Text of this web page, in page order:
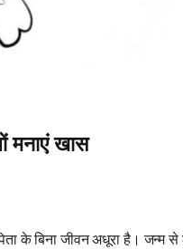
मनाएं खास
के बिना जीवन अधूरा है। जन्म